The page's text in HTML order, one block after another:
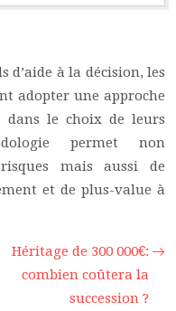
d’aide à la décision, les
adopter une approche
dans le choix de leurs
permet non
mais aussi de
et de plus-value à
Héritage de 300 000€:
combien coûtera la
succession ?